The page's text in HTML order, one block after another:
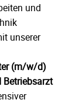
und
unserer
(m/w/d)
Betriebsarzt